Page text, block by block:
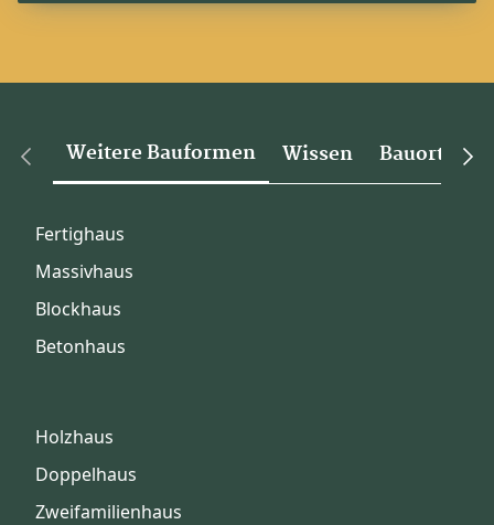
Weitere Bauformen Wissen Bauorte
Fertighaus
Massivhaus
Blockhaus
Betonhaus
Holzhaus
Doppelhaus
Zweifamilienhaus